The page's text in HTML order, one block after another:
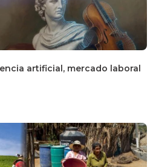
artificial, mercado laboral